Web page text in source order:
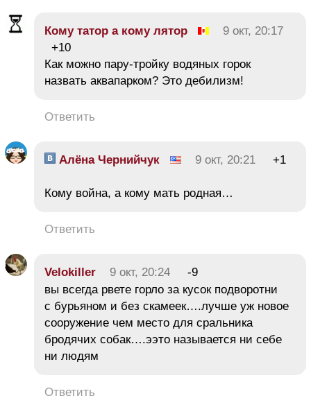
Кому татор а кому лятор
9 окт, 20:17
+10
Как можно пару-тройку водяных горок
назвать аквапарком? Это дебилизм!
Ответить
Алёна Чернийчук 9 окт, 20:21 +1
Кому война, а кому мать родная…
Ответить
Velokiller 9 окт, 20:24
-9
вы всегда рвете горло за кусок подворотни
с бурьяном и без скамеек….лучше уж новое
сооружение чем место для сральника
бродячих собак….ээто называется ни себе
ни людям
Ответить